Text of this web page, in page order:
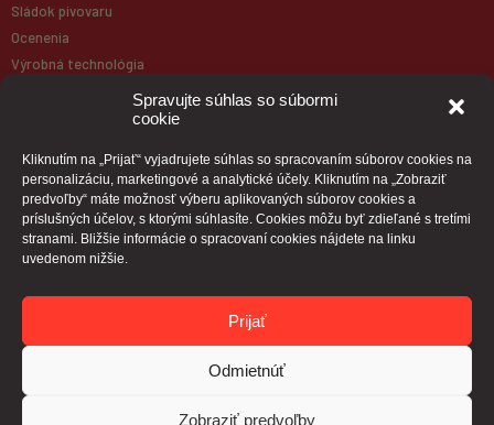
Spravujte súhlas so súbormi
cookie
Kliknutím na „Prijať“ vyjadrujete súhlas so spracovaním súborov cookies na
personalizáciu, marketingové a analytické účely. Kliknutím na „Zobraziť
predvoľby“ máte možnosť výberu aplikovaných súborov cookies a
príslušných účelov, s ktorými súhlasíte. Cookies môžu byť zdieľané s tretími
stranami. Bližšie informácie o spracovaní cookies nájdete na linku
uvedenom nižšie.
Prijať
Odmietnúť
Zobraziť predvoľby
Sládok pivovaru
Ocenenia
Výrobná technológia
Naše pivá
Paulaner
Pivná mapa
Kontakt